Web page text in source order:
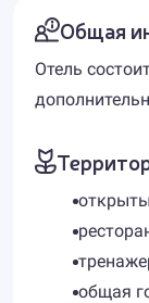
Общая
Отель
общая